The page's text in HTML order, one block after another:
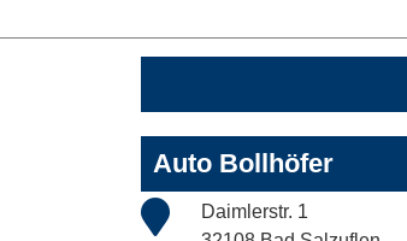
Auto Bollhöfer
Daimlerstr. 1